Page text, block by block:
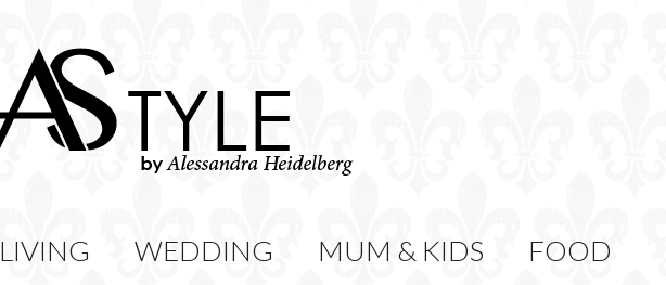
LIVING WEDDING MUM & KIDS
FOOD
CONTATTI